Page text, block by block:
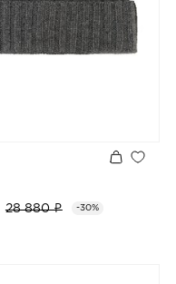
28 880 ₽ -30%